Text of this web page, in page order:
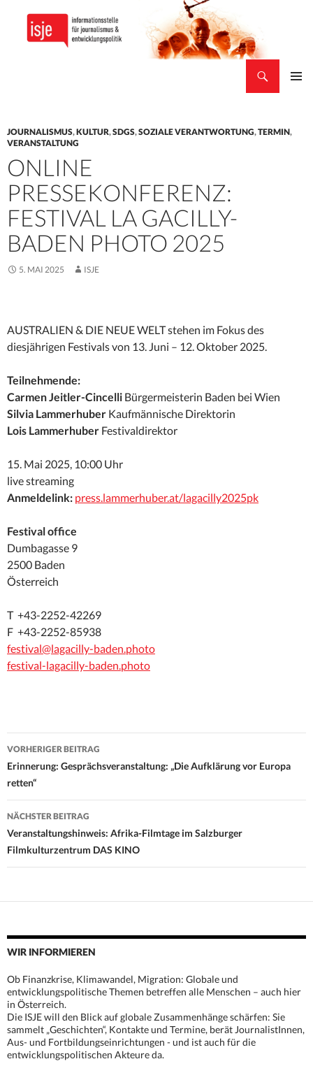
JOURNALISMUS,KULTUR,SDGS,SOZIALE VERANTWORTUNG,TERMIN,
VERANSTALTUNG
ONLINE
PRESSEKONFERENZ:
FESTIVAL LA GACILLY-
BADEN PHOTO 2025
5. MAI 2025 ISJE
AUSTRALIEN & DIE NEUE WELT stehen im Fokus des
diesjährigen Festivals von 13. Juni – 12. Oktober 2025.
Teilnehmende:
Carmen Jeitler-Cincelli Bürgermeisterin Baden bei Wien
Silvia Lammerhuber Kaufmännische Direktorin
Lois Lammerhuber Festivaldirektor
15. Mai 2025, 10:00 Uhr
live streaming
Anmeldelink: press.lammerhuber.at/lagacilly2025pk
Festival office
Dumbagasse 9
2500 Baden
Österreich
T +43-2252-42269
F +43-2252-85938
festival@lagacilly-baden.photo
festival-lagacilly-baden.photo
Beitrags-
Navigation
VORHERIGER BEITRAG
Erinnerung: Gesprächsveranstaltung: „Die Aufklärung vor Europa
retten“
NÄCHSTER BEITRAG
Veranstaltungshinweis: Afrika-Filmtage im Salzburger
Filmkulturzentrum DAS KINO
WIR INFORMIEREN
Ob Finanzkrise, Klimawandel, Migration: Globale und
entwicklungspolitische Themen betreffen alle Menschen – auch hier
in Österreich.
Die ISJE will den Blick auf globale Zusammenhänge schärfen: Sie
sammelt „Geschichten“, Kontakte und Termine, berät JournalistInnen,
Aus- und Fortbildungseinrichtungen - und ist auch für die
entwicklungspolitischen Akteure da.